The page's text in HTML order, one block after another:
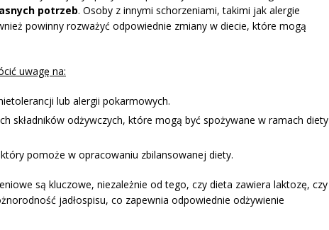
potrzeb. Osoby z innymi schorzeniami, takimi jak alergie
powinny rozważyć odpowiednie zmiany w diecie, które mogą
uwagę na:
lub alergii pokarmowych.
składników odżywczych, które mogą być spożywane w ramach diety
pomoże w opracowaniu zbilansowanej diety.
są kluczowe, niezależnie od tego, czy dieta zawiera laktozę, czy
jadłospisu, co zapewnia odpowiednie odżywienie